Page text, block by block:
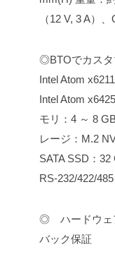
（12 V, 3 A）
◎BTOでカスタ
Intel Atom
Intel Atom
モリ：4 ～ 8
レージ：M.2
SATA SSD：
RS-232/422/
◎ ハードウェ
バック保証